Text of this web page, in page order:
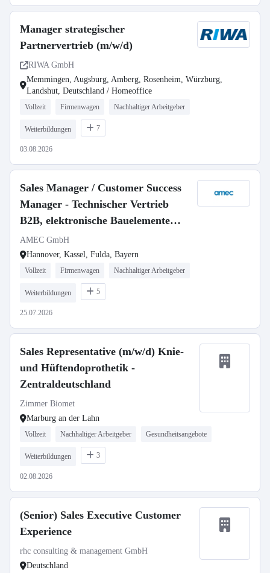
Manager strategischer
Partnervertrieb (m/w/d)
RIWA GmbH
Memmingen, Augsburg, Amberg, Rosenheim, Würzburg,
Landshut, Deutschland / Homeoffice
Vollzeit Firmenwagen Nachhaltiger Arbeitgeber
Weiterbildungen 7
03.08.2026
Sales Manager / Customer Success
Manager - Technischer Vertrieb
B2B, elektronische Bauelemente
(m/w/d)
AMEC GmbH
Hannover, Kassel, Fulda, Bayern
Vollzeit Firmenwagen Nachhaltiger Arbeitgeber
Weiterbildungen 5
25.07.2026
Sales Representative (m/w/d) Knie-
und Hüftendoprothetik -
Zentraldeutschland
Zimmer Biomet
Marburg an der Lahn
Vollzeit Nachhaltiger Arbeitgeber Gesundheitsangebote
Weiterbildungen 3
02.08.2026
(Senior) Sales Executive Customer
Experience
rhc consulting & management GmbH
Deutschland